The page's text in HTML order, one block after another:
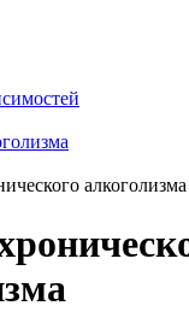
алкоголизма